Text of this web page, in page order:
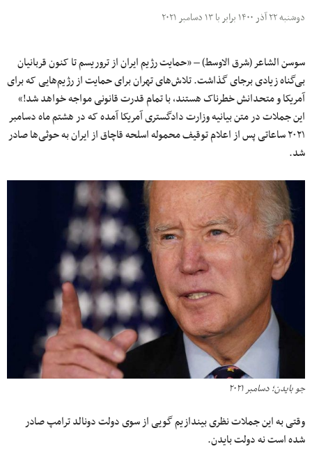
دوشنبه ۲۲ آذر ۱۴۰۰ برابر با ۱۳ دسامبر ۲۰۲۱
سوسن الشاعر (شرق الاوسط) – «حمایت رژیم ایران از تروریسم تا کنون قربانیان
بی‌گناه زیادی برجای گذاشت. تلاش‌های تهران برای حمایت از رژیم‌هایی که برای
آمریکا و متحدانش خطرناک هستند، با تمام قدرت قانونی مواجه خواهد شد!»
این جملات در متن بیانیه وزارت دادگستری آمریکا آمده که در هشتم ماه دسامبر
۲۰۲۱ ساعاتی پس از اعلام توقیف محموله اسلحه قاچاق از ایران به حوثی‌ها صادر
شد.
جو بایدن؛ دسامبر ۲۰۲۱
وقتی به این جملات نظری بیندازیم گویی از سوی دولت دونالد ترامپ صادر
شده است نه دولت بایدن.